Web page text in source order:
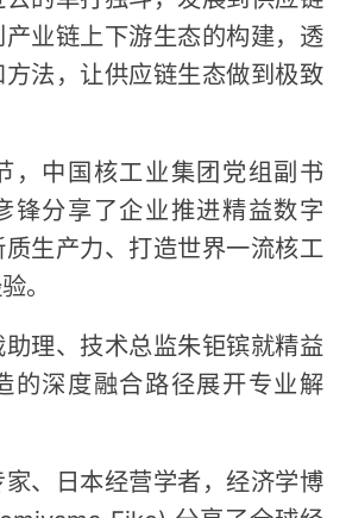
业链上下游生态的构建，透
法，让供应链生态做到极致
，中国核工业集团党组副书
锋分享了企业推进精益数字
生产力、打造世界一流核工
。
理、技术总监朱钜镔就精益
的深度融合路径展开专业解
、日本经营学者，经济学博